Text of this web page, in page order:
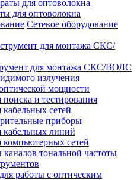
для оптоволокна
Сетевое оборудование
для монтажа СКС/ВОЛС
излучения
мощности
и тестирования
сетей
приборы
линий
сетей
тональной частоты
работы с оптическим